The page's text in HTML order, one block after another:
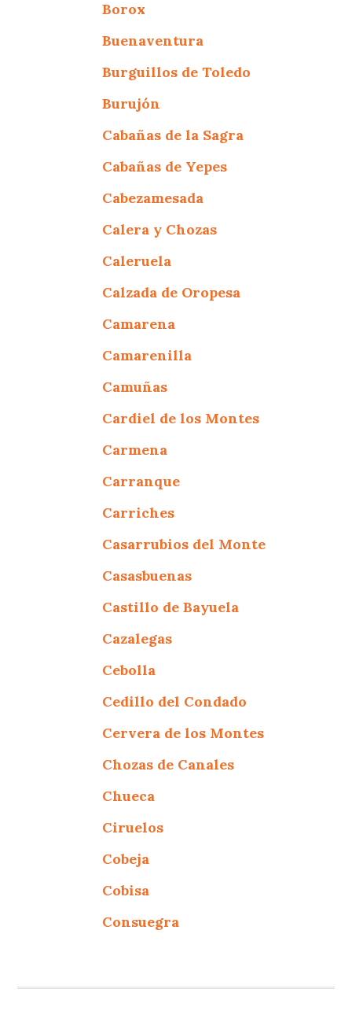
Borox
Buenaventura
Burguillos de Toledo
Burujón
Cabañas de la Sagra
Cabañas de Yepes
Cabezamesada
Calera y Chozas
Caleruela
Calzada de Oropesa
Camarena
Camarenilla
Camuñas
Cardiel de los Montes
Carmena
Carranque
Carriches
Casarrubios del Monte
Casasbuenas
Castillo de Bayuela
Cazalegas
Cebolla
Cedillo del Condado
Cervera de los Montes
Chozas de Canales
Chueca
Ciruelos
Cobeja
Cobisa
Consuegra